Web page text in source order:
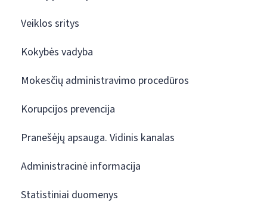
Veiklos sritys
Kokybės vadyba
Mokesčių administravimo procedūros
Korupcijos prevencija
Pranešėjų apsauga. Vidinis kanalas
Administracinė informacija
Statistiniai duomenys